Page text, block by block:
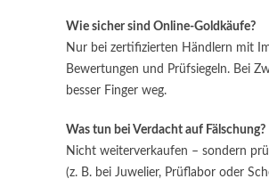
Wie sicher sind Online-Goldkäufe?
Nur bei zertifizierten Händlern mit
Bewertungen und Prüfsiegeln. Bei
besser Finger weg.
Was tun bei Verdacht auf Fälschung?
Nicht weiterverkaufen – sondern
(z. B. bei Juwelier, Prüflabor oder